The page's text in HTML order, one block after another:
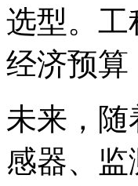
选型。工
经济预算
未来，随
感器、